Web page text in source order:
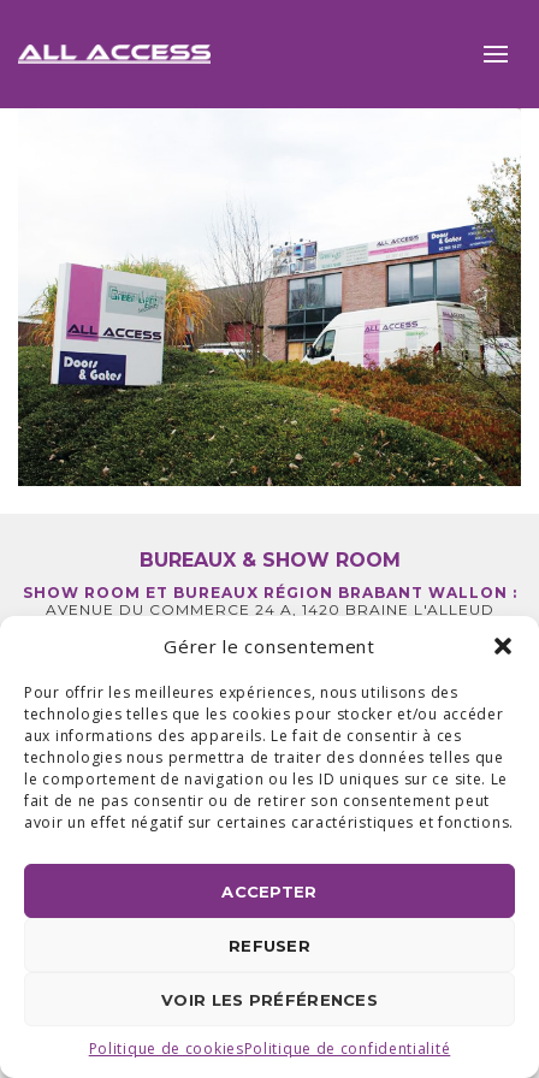
Gérer le consentement
Pour offrir les meilleures expériences, nous utilisons des
technologies telles que les cookies pour stocker et/ou accéder
aux informations des appareils. Le fait de consentir à ces
technologies nous permettra de traiter des données telles que
le comportement de navigation ou les ID uniques sur ce site. Le
fait de ne pas consentir ou de retirer son consentement peut
avoir un effet négatif sur certaines caractéristiques et fonctions.
ACCEPTER
REFUSER
VOIR LES PRÉFÉRENCES
Politique de cookiesPolitique de confidentialité
BUREAUX & SHOW ROOM
SHOW ROOM ET BUREAUX RÉGION BRABANT WALLON :
AVENUE DU COMMERCE 24 A, 1420 BRAINE L'ALLEUD
4430 ANS TEL +32 (0) 2 387 43 32 | FAX +32 (0) 2 663 70 09
©2025 ALL ACCESS | POLITIQUE DE CONFIDENTIALITÉ
|